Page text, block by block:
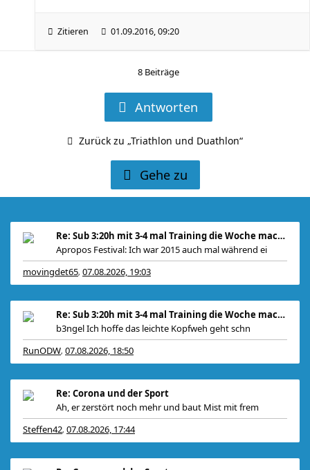
Zitieren 01.09.2016, 09:20
8 Beiträge
Antworten
Zurück zu „Triathlon und Duathlon“
Gehe zu
Re: Sub 3:20h mit 3-4 mal Training die Woche machb
Apropos Festival: Ich war 2015 auch mal während ei
movingdet65, 07.08.2026, 19:03
Re: Sub 3:20h mit 3-4 mal Training die Woche machb
b3ngel Ich hoffe das leichte Kopfweh geht schn
RunODW, 07.08.2026, 18:50
Re: Corona und der Sport
Ah, er zerstört noch mehr und baut Mist mit frem
Steffen42, 07.08.2026, 17:44